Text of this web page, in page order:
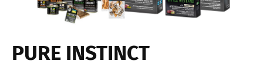
PURE INSTINCT